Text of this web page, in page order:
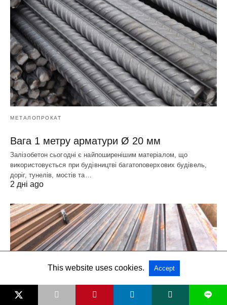
МЕТАЛОПРОКАТ
Вага 1 метру арматури Ø 20 мм
Залізобетон сьогодні є найпоширенішим матеріалом, що
використовується при будівництві багатоповерхових будівель,
доріг, тунелів, мостів та…
2 дні ago
L
This website uses cookies. Accept